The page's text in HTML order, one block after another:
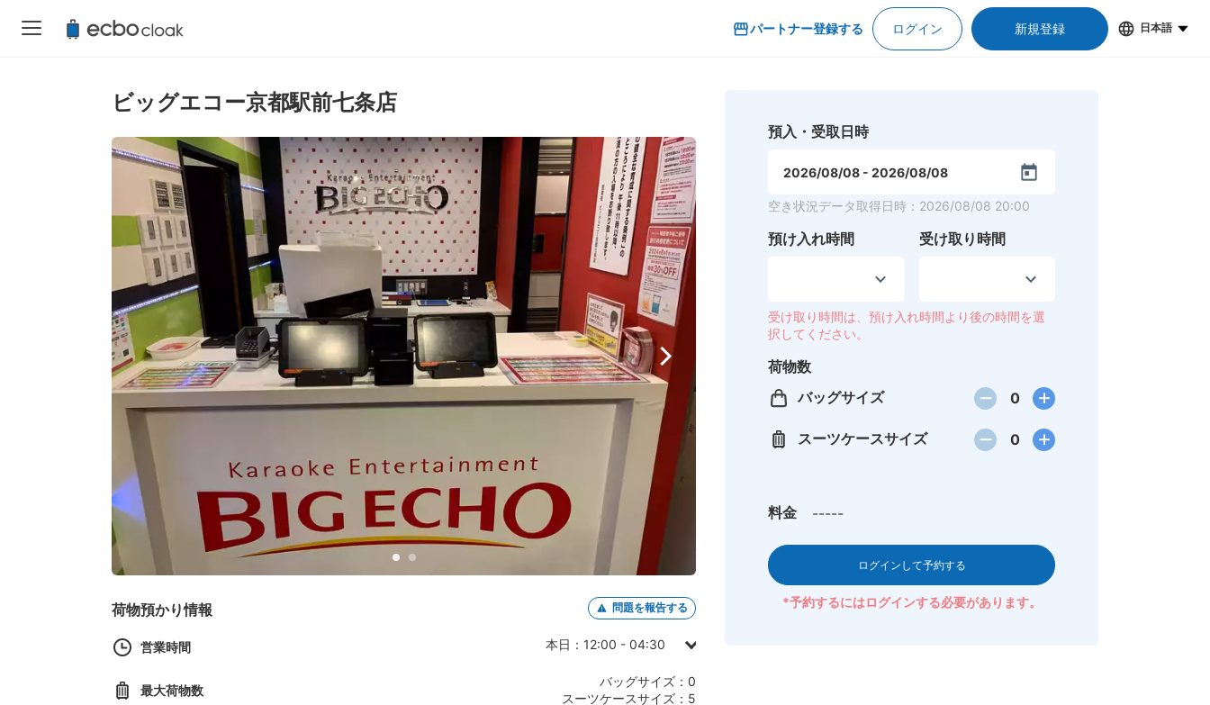
パートナー登録する ログイン 新規登録 日本語
ビッグエコー京都駅前七条店
荷物預かり情報 問題を報告する
営業時間
本日：12:00 - 04:30
月曜日：12:00 - 04:30
最大荷物数
バッグサイズ：0
スーツケースサイズ：5
預入・受取日時
2026/08/08 - 2026/08/08
空き状況データ取得日時 ： 2026/08/08 20:00
預け入れ時間 受け取り時間
受け取り時間は、預け入れ時間より後の時間を選
択してください。
荷物数
バッグサイズ
0
スーツケースサイズ 0
料金 -----
ログインして予約する
*予約するにはログインする必要があります。